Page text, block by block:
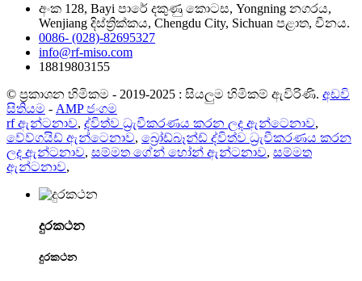
අංක 128, Bayi පාරේ දකුණු කොටස, Yongning නගරය,
Wenjiang දිස්ත්‍රික්කය, Chengdu City, Sichuan පළාත, චීනය.
0086- (028)-82695327
info@rf-miso.com
18819803155
© ප්‍රකාශන හිමිකම - 2019-2025 : සියලුම හිමිකම් ඇවිරිණි. අඩවි
සිතියම - AMP ජංගම
rf ඇන්ටනාව, ද්විත්ව ධ්‍රැවීකරණය කරන ලද ඇන්ටෙනාව,
වේව්ගයිඩ් ඇන්ටෙනාව, බ්‍රෝඩ්බෑන්ඩ් ද්විත්ව ධ්‍රැවීකරණය කරන
ලද ඇන්ටනාව, සම්මත ගේන් හෝන් ඇන්ටනාව, සම්මත
ඇන්ටනාව,
දුරකථන
දුරකථන